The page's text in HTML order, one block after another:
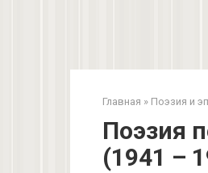
Главная » Поэзия и
Поэзия
(1941 –